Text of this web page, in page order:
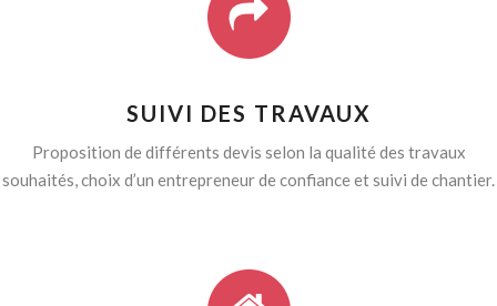
SUIVI DES TRAVAUX
Proposition de différents devis selon la qualité des travaux
souhaités, choix d’un entrepreneur de confiance et suivi de chantier.